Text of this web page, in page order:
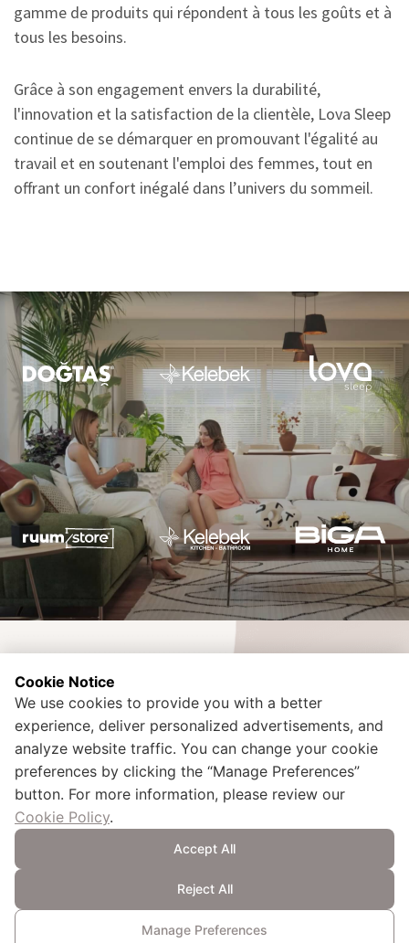
gamme de produits qui répondent à tous les goûts et à
tous les besoins.
Grâce à son engagement envers la durabilité,
l'innovation et la satisfaction de la clientèle, Lova Sleep
continue de se démarquer en promouvant l'égalité au
travail et en soutenant l'emploi des femmes, tout en
offrant un confort inégalé dans l’univers du sommeil.
İdealtepe Mah. Rıfkı Tongsir Cad. No:107 Küçükyalı / Maltepe /
Istanbul – TURQUIE
+90 216 425 00 02
kurumsal.iletisim@doganlarholding.com.tr
Note explicative à l’intention des visiteurs
Formulaire de candidature et note explicative relative au traitement des
Politique relative aux Cookies
GENERAL ISMS POLICY
THE LAW ON PROTECTION OF PERSONAL DATA
Cookie Notice
We use cookies to provide you with a better
experience, deliver personalized advertisements, and
analyze website traffic. You can change your cookie
preferences by clicking the “Manage Preferences”
button. For more information, please review our
Cookie Policy.
Accept All
Reject All
Manage Preferences